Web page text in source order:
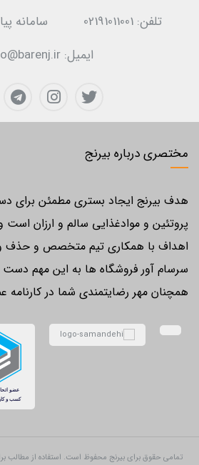
تلفن:02191011001 سامانه
ایمیل:
مختصری درباره بیرنج
هدف بیرنج ایجاد بستری مطمئن برای
پروتئین و موادغذایی سالم و ارزان است
اهداف با همکاری تیم متخصص و حذف
سرسام آور فروشگاه ها به این مهم دست
همچنان مهر رضایتمندی شما در کارنامه
تمامی حقوق برای بیرنج محفوظ است. استفاده از مطالب